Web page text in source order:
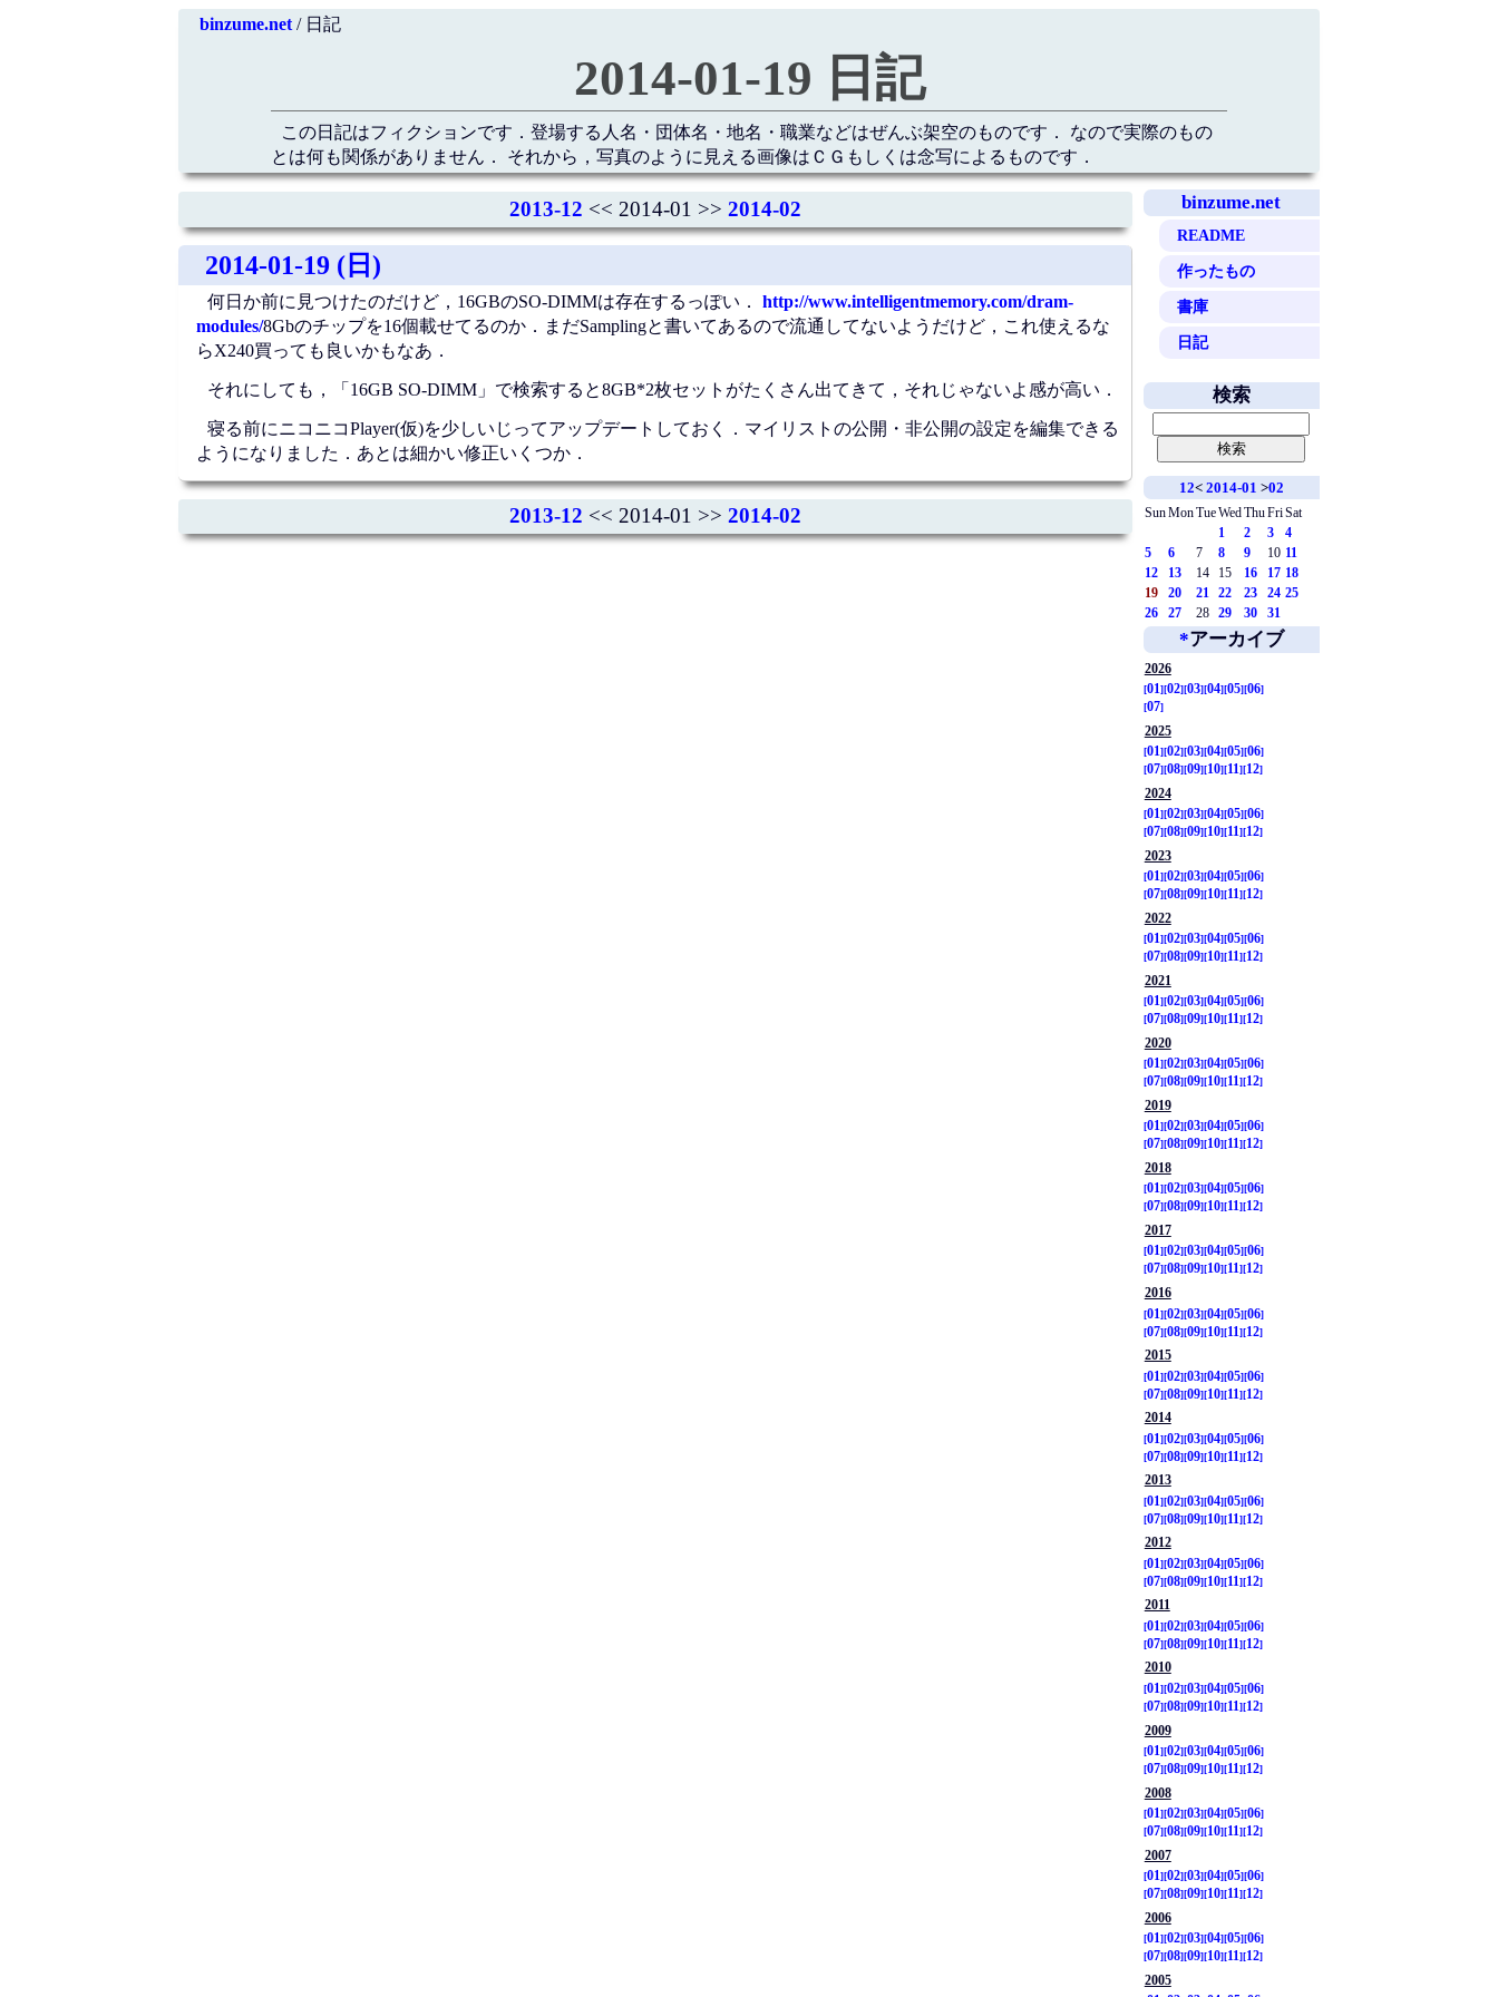
binzume.net/ 日記
2014-01-19 日記
この日記はフィクションです．登場する人名・団体名・地名・職業などはぜんぶ架空のものです． なので実際のもの
とは何も関係がありません． それから，写真のように見える画像はＣＧもしくは念写によるものです．
binzume.net
README
作ったもの
書庫
日記
2013-12 << 2014-01 >> 2014-02
2014-01-19 (日)
何日か前に見つけたのだけど，16GBのSO-DIMMは存在するっぽい． http://www.intelligentmemory.com/dram-
modules/8Gbのチップを16個載せてるのか．まだSamplingと書いてあるので流通してないようだけど，これ使えるな
らX240買っても良いかもなあ．
それにしても，「16GB SO-DIMM」で検索すると8GB*2枚セットがたくさん出てきて，それじゃないよ感が高い．
寝る前にニコニコPlayer(仮)を少しいじってアップデートしておく．マイリストの公開・非公開の設定を編集できる
ようになりました．あとは細かい修正いくつか．
2013-12 << 2014-01 >> 2014-02
検索
12< 2014-01 >02
SunMonTueWed ThuFriSat
1
2 3
4
5
6 7 8 9 10 11
12
13 14 15 16 17 18
19
20 21 22 23 24 25
26
27 28 29 30 31
*アーカイブ
2026
01
02 03 04 05 06
07
2025
01
02 03 04 05 06
07 08 09 10 11
12
2024
01
02 03 04 05 06
07 08 09 10 11
12
2023
01
02 03 04 05 06
07 08 09 10 11
12
2022
01
02 03 04 05 06
07 08 09 10 11
12
2021
01
02 03 04 05 06
07 08 09 10 11
12
2020
01
02 03 04 05 06
07 08 09 10 11
12
2019
01
02 03 04 05 06
07 08 09 10 11
12
2018
01 02 03 04 05 06
07 08 09 10 11 12
2017
01 02 03 04 05 06
07 08 09 10 11 12
2016
01
02 03 04 05 06
07 08 09 10 11
12
2015
01
02 03 04 05 06
07 08 09 10 11
12
2014
01
02 03 04 05 06
07 08 09 10 11
12
2013
01
02 03 04 05 06
07 08 09 10 11
12
2012
01
02 03 04 05 06
07 08 09 10 11
12
2011
01
02 03 04 05 06
07 08 09 10 11
12
2010
01
02 03 04 05 06
07 08 09 10 11
12
2009
01
02 03 04 05 06
07 08 09 10 11
12
2008
01
02 03 04 05 06
07 08 09 10 11
12
2007
01
02 03 04 05 06
07 08 09 10 11
12
2006
01
02 03 04 05 06
07 08 09 10 11
12
2005